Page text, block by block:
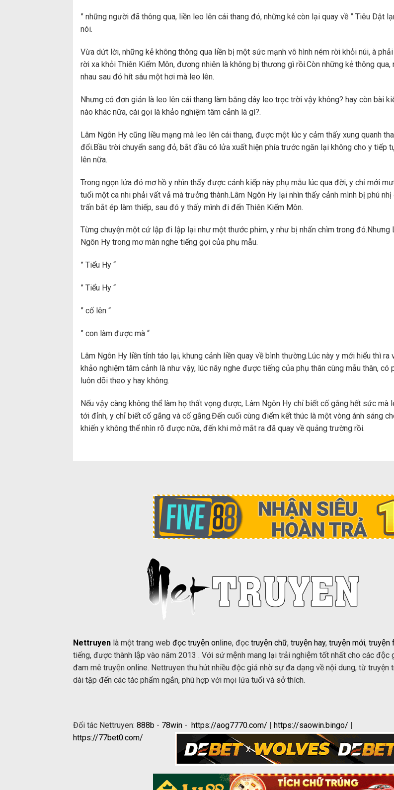
” những người đã thông qua, liền leo lên cái thang đó, những kẻ còn lại quay về ” Tiêu Dật
nói.
Vừa dứt lời, những kẻ không thông qua liền bị một sức mạnh vô hình ném rời khỏi núi, à
rời xa khỏi Thiên Kiếm Môn, đương nhiên là không bị thương gì rồi.Còn những kẻ thông qua,
nhau sau đó hít sâu một hơi mà leo lên.
Nhưng có đơn giản là leo lên cái thang làm bằng dây leo trọc trời vậy không? hay còn bài
nào khác nữa, cái gọi là khảo nghiệm tâm cảnh là gì?.
Lâm Ngôn Hy cũng liều mạng mà leo lên cái thang, được một lúc y cảm thấy xung quanh
đổi.Bầu trời chuyển sang đỏ, bắt đầu có lửa xuất hiện phía trước ngăn lại không cho y tiếp
lên nữa.
Trong ngọn lửa đó mơ hồ y nhìn thấy được cảnh kiếp này phụ mẫu lúc qua đời, y chỉ mới
tuổi một ca nhi phải vất vả mà trưởng thành.Lâm Ngôn Hy lại nhìn thấy cảnh mình bị phú
trấn bắt ép làm thiếp, sau đó y thấy mình đi đến Thiên Kiếm Môn.
Từng chuyện một cứ lập đi lập lại như một thước phim, y như bị nhấn chìm trong đó.Nhưng
Ngôn Hy trong mơ màn nghe tiếng gọi của phụ mẫu.
” Tiểu Hy “
” Tiểu Hy “
” cố lên “
” con làm được mà “
Lâm Ngôn Hy liền tỉnh táo lại, khung cảnh liền quay về bình thường.Lúc này y mới hiểu thì ra
khảo nghiệm tâm cảnh là như vậy, lúc nãy nghe được tiếng của phụ thân cùng mẫu thân, có
luôn dõi theo y hay không.
Nếu vậy càng không thể làm họ thất vọng được, Lâm Ngôn Hy chỉ biết cố gắng hết sức mà
tới đỉnh, y chỉ biết cố gắng và cố gắng.Đến cuối cùng điểm kết thúc là một vòng ánh sáng
khiến y không thể nhìn rõ được nữa, đến khi mở mắt ra đã quay về quảng trường rồi.
Nettruyen là một trang web đọc truyện online, đọc truyện chữ, truyện hay, truyện mới, truyện
tiếng, được thành lập vào năm 2013 . Với sứ mệnh mang lại trải nghiệm tốt nhất cho các độc
đam mê truyện online. Nettruyen thu hút nhiều độc giả nhờ sự đa dạng về nội dung, từ truyện
dài tập đến các tác phẩm ngắn, phù hợp với mọi lứa tuổi và sở thích.
Đối tác Nettruyen: 888b - 78win - https://aog7770.com/ https://saowin.bingo/
https://77bet0.com/